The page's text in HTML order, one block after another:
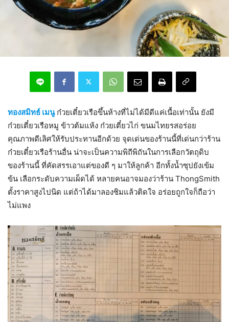
ทองสมิทธ์ เมนูก๋วยเตี๋ยวเรือขึ้นห้างที่ไม่ได้มีดีแค่เนื้อเท่านั้น ยังมี
ก๋วยเตี๋ยวเรือหมู ข้าวต้มแห้ง ก๋วยเตี๋ยวไก่ ขนมไทยรสอร่อย
คุณภาพดีเลิศให้รับประทานอีกด้วย จุดเด่นของร้านนี้ที่เด่นกว่าร้าน
ก๋วยเตี๋ยวเรือร้านอื่น น่าจะเป็นความพิถีพิถันในการเลือกวัตถุดิบ
ของร้านนี้ ที่คัดสรรเอาแต่ของดี ๆ มาให้ลูกค้า อีกทั้งน้ำซุปยังเข้ม
ข้น เลือกระดับความเผ็ดได้ หลายคนอาจมองว่าร้าน ThongSmith
ตั้งราคาสูงไปนิด แต่ถ้าได้มาลองชิมแล้วติดใจ อร่อยถูกใจก็ถือว่า
ไม่แพง